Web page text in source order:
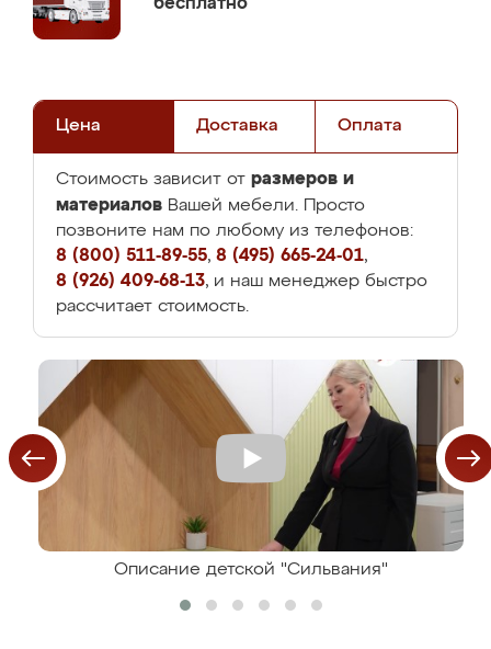
бесплатно
Цена Доставка Оплата
Стоимость зависит от размеров и
материалов Вашей мебели. Просто
позвоните нам по любому из телефонов:
8 (800) 511-89-55, 8 (495) 665-24-01,
8 (926) 409-68-13, и наш менеджер быстро
рассчитает стоимость.
Описание детской "Сильвания"